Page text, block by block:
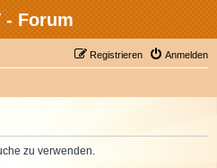
- Forum
Anmelden
Registrieren
zu verwenden.